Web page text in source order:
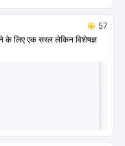
57
के लिए एक सरल लेकिन विशेषज्ञ